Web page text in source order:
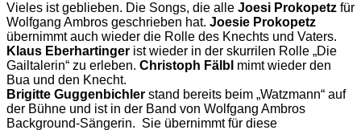
Vieles ist geblieben. Die Songs, die alle Joesi Prokopetz für
Wolfgang Ambros geschrieben hat. Joesie Prokopetz
übernimmt auch wieder die Rolle des Knechts und Vaters.
Klaus Eberhartinger ist wieder in der skurrilen Rolle „Die
Gailtalerin“ zu erleben. Christoph Fälbl mimt wieder den
Bua und den Knecht.
Brigitte Guggenbichler stand bereits beim „Watzmann“ auf
der Bühne und ist in der Band von Wolfgang Ambros
Background-Sängerin. Sie übernimmt für diese